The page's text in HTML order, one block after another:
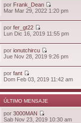
por Frank_Dean
Mar Mar 29, 2022 1:20 pm
porfer_gt22
Lun Dic 16, 2019 11:55 pm
porionutchircu
Jue Nov 28, 2019 9:26 pm
porfant
Dom Feb 03, 2019 11:42 am
ÚLTIMO MENSAJE
por3000MAN
Sab Nov 23, 2019 10:30 am